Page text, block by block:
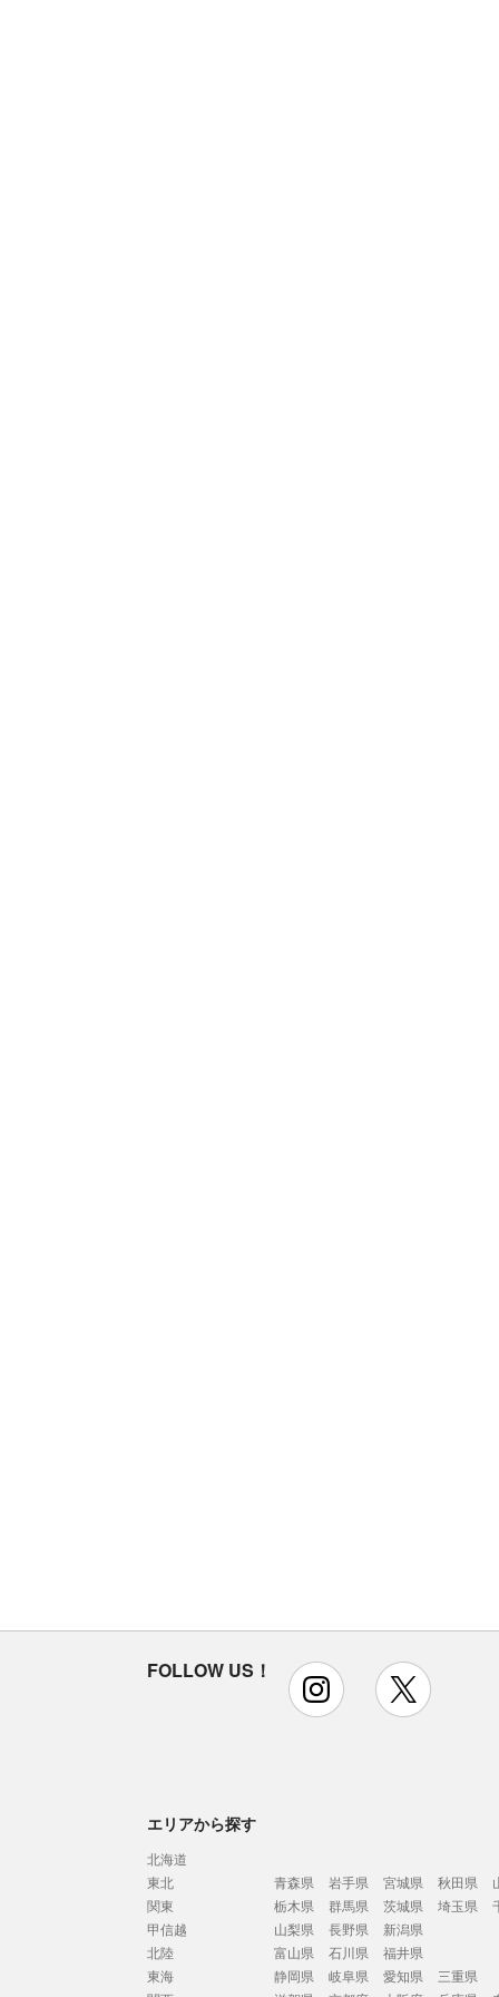
FOLLOW US！ instagram
エリアから探す
北海道
東北
青森県 岩手県 宮城県 秋田県
関東
栃木県 群馬県 茨城県 埼玉県
甲信越
山梨県 長野県
新潟県
北陸
富山県 石川県
福井県
東海
静岡県 岐阜県 愛知県
三重県